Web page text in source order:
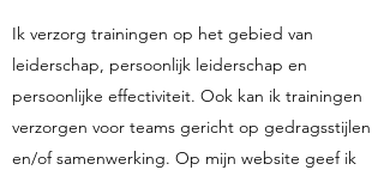
Ik verzorg trainingen op het gebied van
leiderschap, persoonlijk leiderschap en
persoonlijke effectiviteit. Ook kan ik trainingen
verzorgen voor teams gericht op gedragsstijlen
en/of samenwerking. Op mijn website geef ik